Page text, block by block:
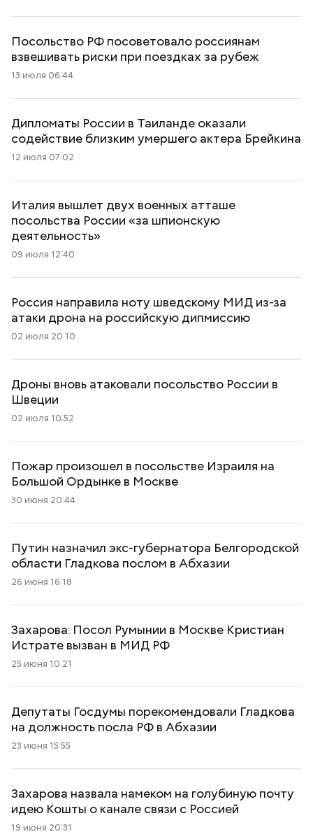
Посольство РФ посоветовало россиянам
взвешивать риски при поездках за рубеж
13 июля 06:44
Дипломаты России в Таиланде оказали
содействие близким умершего актера Брейкина
12 июля 07:02
Италия вышлет двух военных атташе
посольства России «за шпионскую
деятельность»
09 июля 12:40
Россия направила ноту шведскому МИД из-за
атаки дрона на российскую дипмиссию
02 июля 20:10
Дроны вновь атаковали посольство России в
Швеции
02 июля 10:52
Пожар произошел в посольстве Израиля на
Большой Ордынке в Москве
30 июня 20:44
Путин назначил экс-губернатора Белгородской
области Гладкова послом в Абхазии
26 июня 16:18
Захарова: Посол Румынии в Москве Кристиан
Истрате вызван в МИД РФ
25 июня 10:21
Депутаты Госдумы порекомендовали Гладкова
на должность посла РФ в Абхазии
23 июня 15:55
Захарова назвала намеком на голубиную почту
идею Кошты о канале связи с Россией
19 июня 20:31